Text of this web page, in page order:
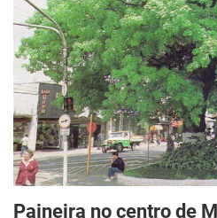
Paineira no centro de